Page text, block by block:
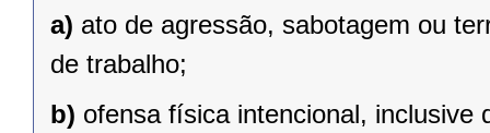
a) ato de agressão, sabotagem ou
de trabalho;
b) ofensa física intencional, inclusive